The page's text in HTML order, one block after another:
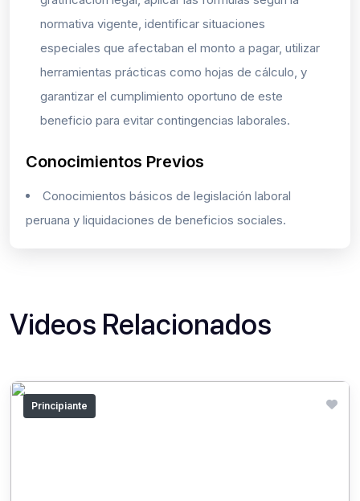
normativa vigente, identificar situaciones
especiales que afectaban el monto a pagar, utilizar
herramientas prácticas como hojas de cálculo, y
garantizar el cumplimiento oportuno de este
beneficio para evitar contingencias laborales.
Conocimientos Previos
Conocimientos básicos de legislación laboral
peruana y liquidaciones de beneficios sociales.
Videos Relacionados
Principiante